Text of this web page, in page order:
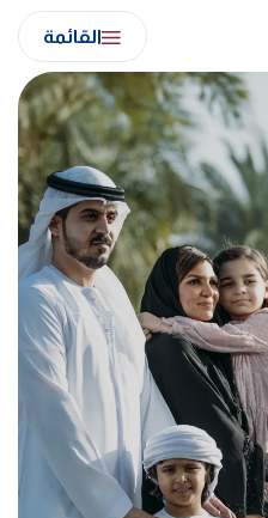
القائمة